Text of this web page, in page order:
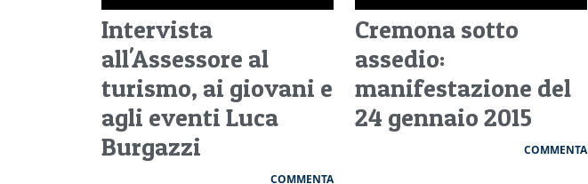
Intervista
all'Assessore al
turismo, ai giovani e
agli eventi Luca
Burgazzi
COMMENTA
Cremona sotto
assedio:
manifestazione del
24 gennaio 2015
COMMENTA